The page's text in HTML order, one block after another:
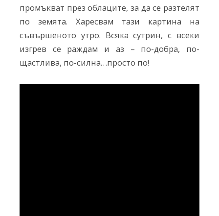
промъкват през облаците, за да се разтелят
по земята. Харесвам тази картина на
съвършеното утро. Всяка сутрин, с всеки
изгрев се раждам и аз – по-добра, по-
щастлива, по-силна…просто по!